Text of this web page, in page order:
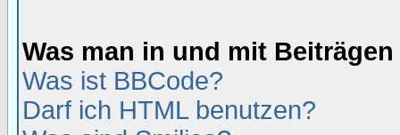
Was man in und mit
Was ist BBCode?
Darf ich HTML benutzen?